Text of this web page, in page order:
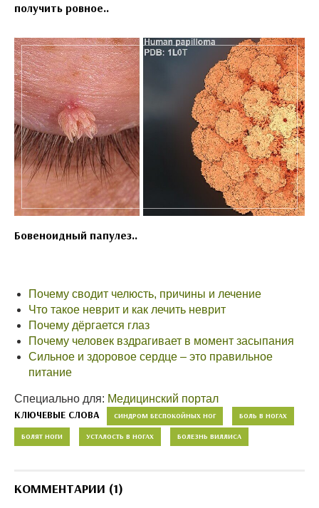
получить ровное..
Бовеноидный папулез..
Почему сводит челюсть, причины и лечение
Что такое неврит и как лечить неврит
Почему дёргается глаз
Почему человек вздрагивает в момент засыпания
Сильное и здоровое сердце – это правильное
питание
Специально для: Медицинский портал
КЛЮЧЕВЫЕ СЛОВА СИНДРОМ БЕСПОКОЙНЫХ НОГ БОЛЬ В НОГАХ
БОЛЯТ НОГИ УСТАЛОСТЬ В НОГАХ БОЛЕЗНЬ ВИЛЛИСА
КОММЕНТАРИИ (1)